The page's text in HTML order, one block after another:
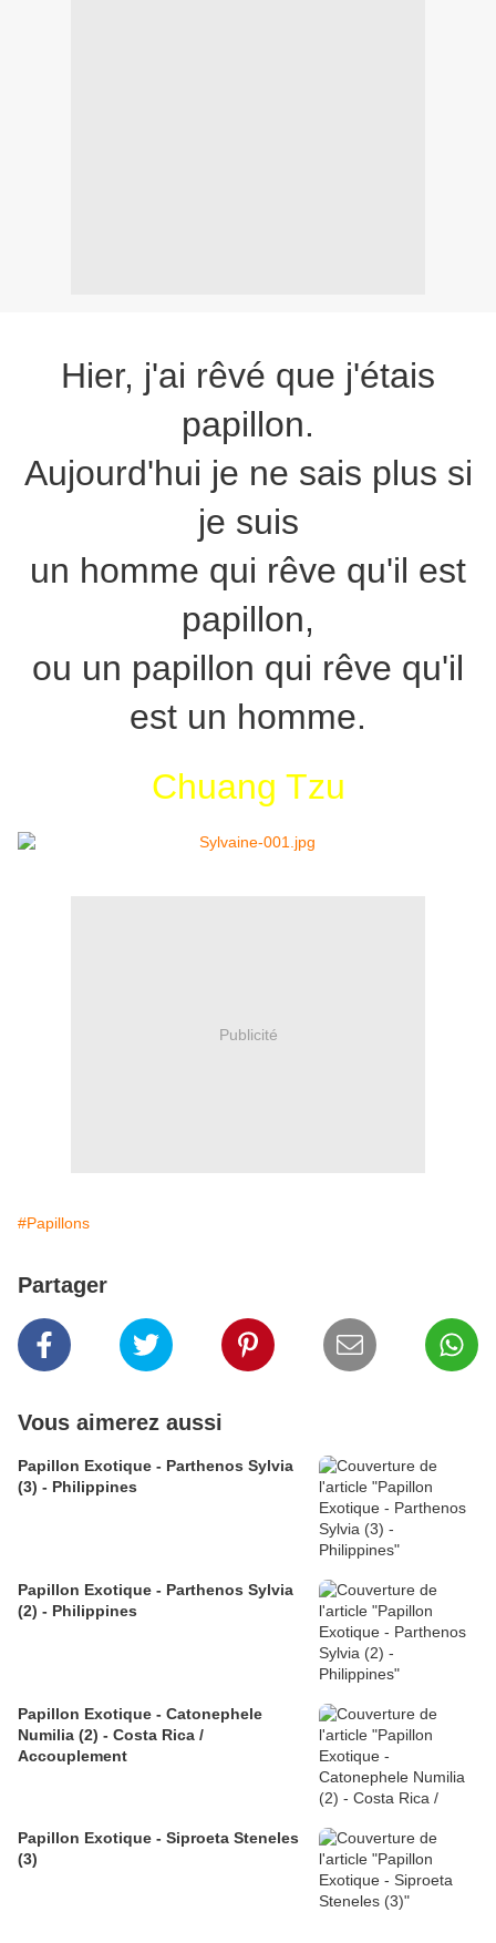
Hier, j'ai rêvé que j'étais
papillon.
Aujourd'hui je ne sais plus si
je suis
un homme qui rêve qu'il est
papillon,
ou un papillon qui rêve qu'il
est un homme.
Chuang Tzu
Publicité
#Papillons
Partager
Vous aimerez aussi
Papillon Exotique - Parthenos Sylvia
(3) - Philippines
Papillon Exotique - Parthenos Sylvia
(2) - Philippines
Papillon Exotique - Catonephele
Numilia (2) - Costa Rica /
Accouplement
Papillon Exotique - Siproeta Steneles
(3)